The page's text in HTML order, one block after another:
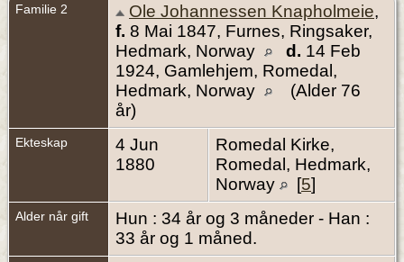
Familie 2 Ole Johannessen Knapholmeie,
f. 8 Mai 1847, Furnes, Ringsaker,
Hedmark, Norway
d. 14 Feb
1924, Gamlehjem, Romedal,
Hedmark, Norway
(Alder 76
år)
Ekteskap
4 Jun
1880
Romedal Kirke,
Romedal, Hedmark,
Norway
[5]
Alder når gift
Hun : 34 år og 3 måneder - Han :
33 år og 1 måned.